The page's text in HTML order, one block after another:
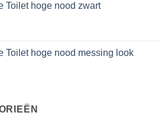
Toilet hoge nood zwart
Toilet hoge nood messing look